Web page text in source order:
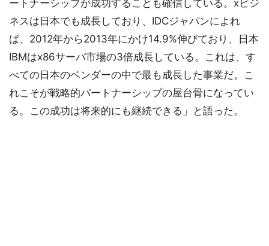
ートナーシップが成功することも確信している。xビジ
ネスは日本でも成長しており、IDCジャパンによれ
ば、2012年から2013年にかけ14.9%伸びており、日本
IBMはx86サーバ市場の3倍成長している。これは、す
べての日本のベンダーの中で最も成長した事業だ。こ
れこそが戦略的パートナーシップの屋台骨になってい
る。この成功は将来的にも継続できる」と語った。